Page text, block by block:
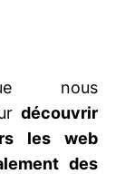
nous
découvrir
les web
des